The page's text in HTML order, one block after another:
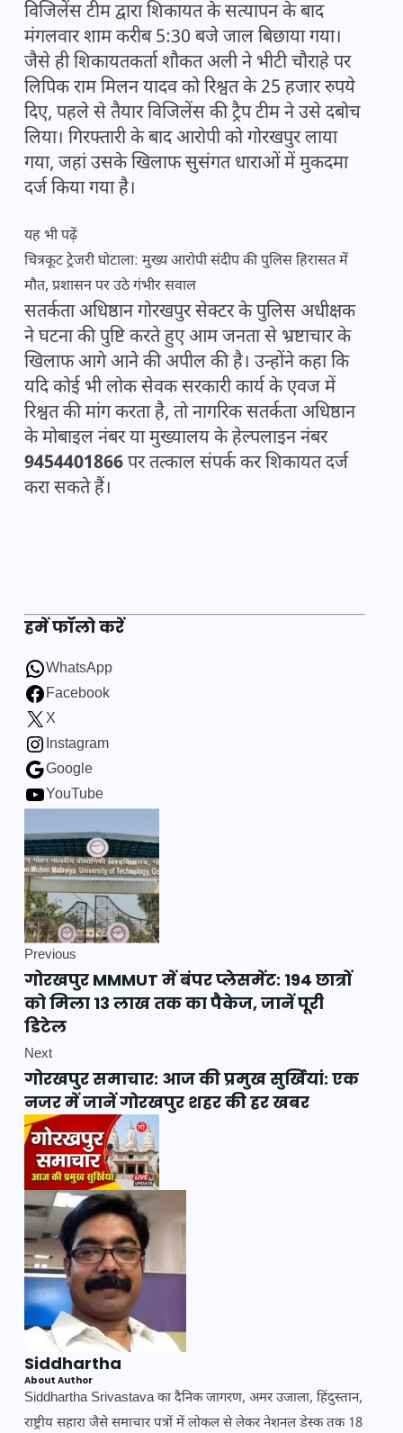
विजिलेंस टीम द्वारा शिकायत के सत्यापन के बाद
मंगलवार शाम करीब 5:30 बजे जाल बिछाया गया।
जैसे ही शिकायतकर्ता शौकत अली ने भीटी चौराहे पर
लिपिक राम मिलन यादव को रिश्वत के 25 हजार रुपये
दिए, पहले से तैयार विजिलेंस की ट्रैप टीम ने उसे दबोच
लिया। गिरफ्तारी के बाद आरोपी को गोरखपुर लाया
गया, जहां उसके खिलाफ सुसंगत धाराओं में मुकदमा
दर्ज किया गया है।
यह भी पढ़ें
चित्रकूट ट्रेजरी घोटाला: मुख्य आरोपी संदीप की पुलिस हिरासत में
मौत, प्रशासन पर उठे गंभीर सवाल
सतर्कता अधिष्ठान गोरखपुर सेक्टर के पुलिस अधीक्षक
ने घटना की पुष्टि करते हुए आम जनता से भ्रष्टाचार के
खिलाफ आगे आने की अपील की है। उन्होंने कहा कि
यदि कोई भी लोक सेवक सरकारी कार्य के एवज में
रिश्वत की मांग करता है, तो नागरिक सतर्कता अधिष्ठान
के मोबाइल नंबर या मुख्यालय के हेल्पलाइन नंबर
9454401866पर तत्काल संपर्क कर शिकायत दर्ज
करा सकते हैं।
हमें फॉलो करें
WhatsApp
Facebook
X
Instagram
Google
YouTube
Previous
गोरखपुर MMMUT में बंपर प्लेसमेंट: 194 छात्रों
को मिला 13 लाख तक का पैकेज, जानें पूरी
डिटेल
Next
गोरखपुर समाचार: आज की प्रमुख सुर्खियां: एक
नजर में जानें गोरखपुर शहर की हर खबर
Siddhartha
About Author
Siddhartha Srivastava का दैनिक जागरण, अमर उजाला, हिंदुस्तान,
राष्ट्रीय सहारा जैसे समाचार पत्रों में लोकल से लेकर नेशनल डेस्क तक 18